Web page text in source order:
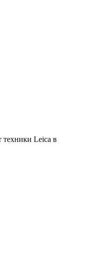
техники Leica в